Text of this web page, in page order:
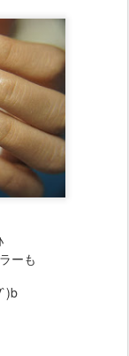
ーも